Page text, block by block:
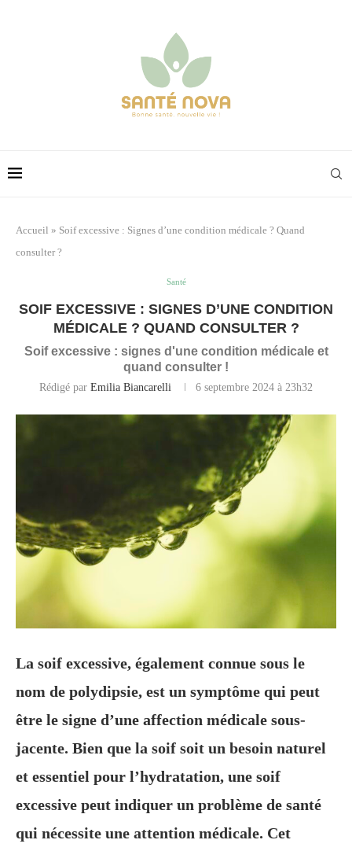
Accueil » Soif excessive : Signes d’une condition médicale ? Quand
consulter ?
Santé
SOIF EXCESSIVE : SIGNES D’UNE CONDITION
MÉDICALE ? QUAND CONSULTER ?
Soif excessive : signes d'une condition médicale et
quand consulter !
Rédigé par Emilia Biancarelli 6 septembre 2024 à 23h32
La soif excessive, également connue sous le
nom de polydipsie, est un symptôme qui peut
être le signe d’une affection médicale sous-
jacente. Bien que la soif soit un besoin naturel
et essentiel pour l’hydratation, une soif
excessive peut indiquer un problème de santé
qui nécessite une attention médicale. Cet